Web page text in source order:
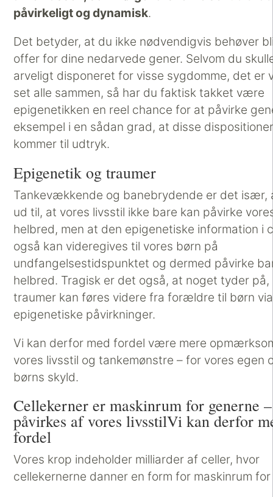
påvirkeligt og dynamisk.
Det betyder, at du ikke nødvendigvis behøver
offer for dine nedarvede gener. Selvom du
arveligt disponeret for visse sygdomme, det er
set alle sammen, så har du faktisk takket være
epigenetikken en reel chance for at påvirke
eksempel i en sådan grad, at disse
kommer til udtryk.
Epigenetik og traumer
Tankevækkende og banebrydende er det især,
ud til, at vores livsstil ikke bare kan påvirke
helbred, men at den epigenetiske information i
også kan videregives til vores børn på
undfangelsestidspunktet og dermed påvirke
helbred. Tragisk er det også, at noget tyder på,
traumer kan føres videre fra forældre til børn via
epigenetiske påvirkninger.
Vi kan derfor med fordel være mere
vores livsstil og tankemønstre – for vores egen
børns skyld.
Cellekerner er maskinrum for generne
påvirkes af vores livsstilVi kan derfor
fordel
Vores krop indeholder milliarder af celler, hvor
cellekernerne danner en form for maskinrum